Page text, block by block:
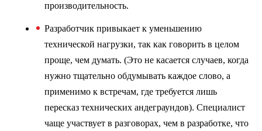
производительность.
Разработчик привыкает к уменьшению
технической нагрузки, так как говорить в целом
проще, чем думать. (Это не касается случаев, когда
нужно тщательно обдумывать каждое слово, а
применимо к встречам, где требуется лишь
пересказ технических андеграундов). Специалист
чаще участвует в разговорах, чем в разработке, что